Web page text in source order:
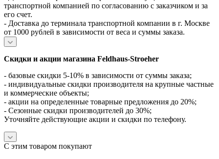
транспортной компанией по согласованию с заказчиком и за
его счет.
- Доставка до терминала транспортной компании в г. Москве
от 1000 рублей в зависимости от веса и суммы заказа.
Скидки и акции магазина Feldhaus-Stroeher
- базовые скидки 5-10% в зависимости от суммы заказа;
- индивидуальные скидки производителя на крупные частные
и коммерческие объекты;
- акции на определенные товарные предложения до 20%;
- Сезонные скидки производителей до 30%;
Уточняйте действующие акции и скидки по телефону.
С этим товаром покупают